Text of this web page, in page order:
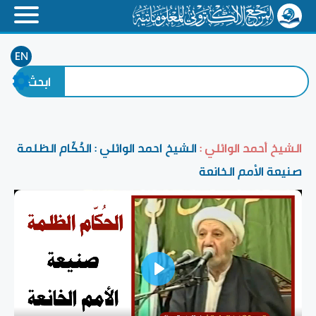
EN
الشيخ أحمد الوائلي :الشيخ احمد الوائلي : الحُكّام الظلمة
صنيعة الأمم الخانعة
Play